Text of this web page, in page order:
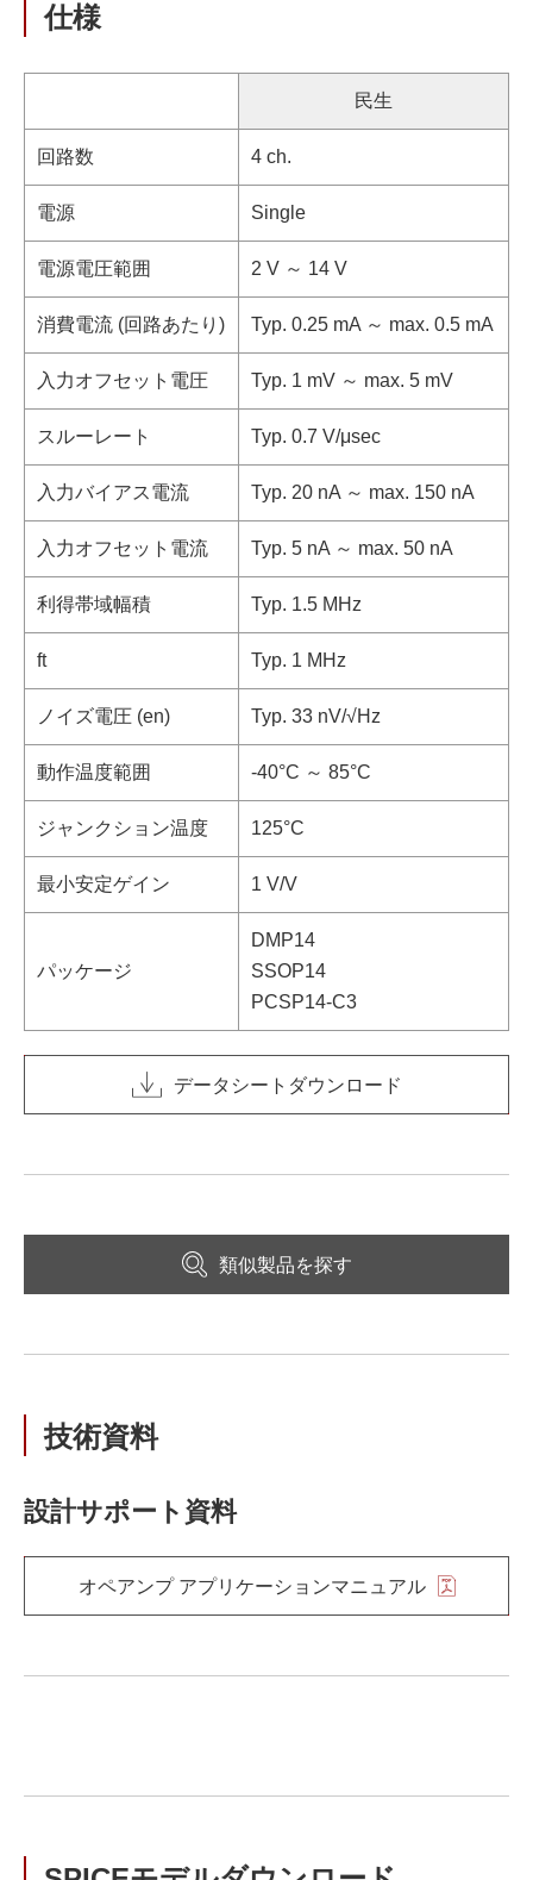
仕様
民生
回路数 4 ch.
電源 Single
電源電圧範囲 2 V ～ 14 V
消費電流 (回路あたり) Typ. 0.25 mA ～ max. 0.5 mA
入力オフセット電圧 Typ. 1 mV ～ max. 5 mV
スルーレート Typ. 0.7 V/μsec
入力バイアス電流 Typ. 20 nA ～ max. 150 nA
入力オフセット電流 Typ. 5 nA ～ max. 50 nA
利得帯域幅積 Typ. 1.5 MHz
ft Typ. 1 MHz
ノイズ電圧 (en) Typ. 33 nV/√Hz
動作温度範囲 -40°C ～ 85°C
ジャンクション温度 125°C
最小安定ゲイン 1 V/V
パッケージ
DMP14
SSOP14
PCSP14-C3
データシートダウンロード
類似製品を探す
技術資料
設計サポート資料
オペアンプ アプリケーションマニュアル